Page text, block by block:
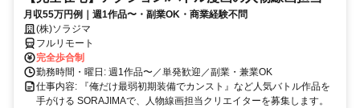
月収55万円例｜週1作品〜・副業OK・商業経験不問
(株)ソラジマ
フルリモート
完全歩合制
勤務時間・曜日: 週1作品〜／単発歓迎／副業・兼業OK
仕事内容: 『俺だけ最弱初期装備でカンスト』など人気バトル作品を
手がける SORAJIMAで、人物線画担当クリエイターを募集します。